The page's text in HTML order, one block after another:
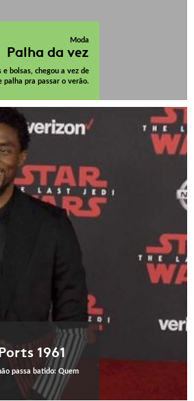
Moda
Palha da vez
e bolsas, chegou a vez de
palha pra passar o verão.
1961
passa batido: Quem